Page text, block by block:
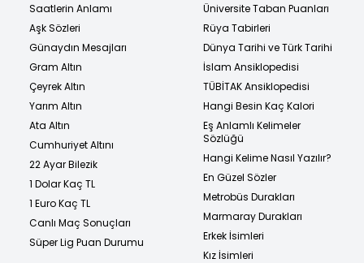
Saatlerin Anlamı
Aşk Sözleri
Günaydın Mesajları
Gram Altın
Çeyrek Altın
Yarım Altın
Ata Altın
Cumhuriyet Altını
22 Ayar Bilezik
1 Dolar Kaç TL
1 Euro Kaç TL
Canlı Maç Sonuçları
Süper Lig Puan Durumu
Üniversite Taban Puanları
Rüya Tabirleri
Dünya Tarihi ve Türk Tarihi
İslam Ansiklopedisi
TÜBİTAK Ansiklopedisi
Hangi Besin Kaç Kalori
Eş Anlamlı Kelimeler
Sözlüğü
Hangi Kelime Nasıl Yazılır?
En Güzel Sözler
Metrobüs Durakları
Marmaray Durakları
Erkek İsimleri
Kız İsimleri